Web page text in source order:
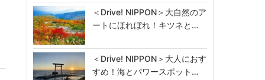
＜Drive! NIPPON＞大自然のア
ートにほれぼれ！キツネと…
＜Drive! NIPPON＞大人におす
すめ！海とパワースポット…